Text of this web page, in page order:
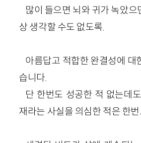
많이 들으면 뇌와 귀가 녹았으
상 생각할 수도 없도록.
아름답고 적합한 완결성에 대
습니다.
단 한번도 성공한 적 없는데
재라는 사실을 의심한 적은 한